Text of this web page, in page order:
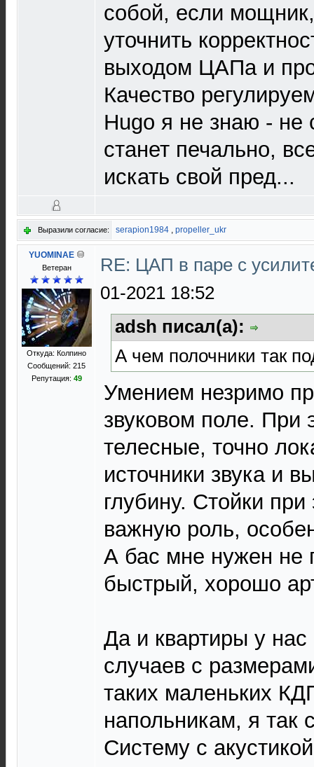
собой, если
уточнить
выходом ЦАПа и
Качество
Hugo я не знаю -
станет печально,
искать свой пред...
Выразили согласие: serapion1984 , propeller_ukr
YUOMINAE
Ветеран
Откуда: Колпино
Сообщений: 215
Репутация: 49
RE: ЦАП в паре с
01-2021 18:52
adsh писал(а):
А чем полочники так
Умением незримо
звуковом поле. При
телесные, точно
источники звука и
глубину. Стойки
важную роль,
А бас мне нужен не
быстрый, хорошо
Да и квартиры у
случаев с
таких маленьких
напольникам, я так
Систему с